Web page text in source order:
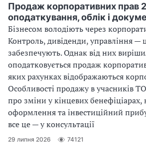
Продаж корпоративних прав
оподаткування, облік і
Бізнесом володіють через
Контроль, дивіденди, управління —
забезпечують. Однак від них
оподатковується продаж
яких рахунках відображаються
Особливості продажу в учасників
про зміни у кінцевих
оформлення та інвестиційний
все це — у консультації
29 липня 2026 74121